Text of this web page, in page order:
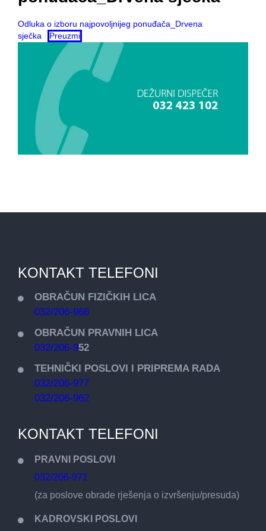
Odluka o izboru najpovoljnijeg ponuđača_Drvena
sječka
Preuzmi
KONTAKT TELEFONI
OBRAČUN FIZIČKIH LICA
032/206-966
OBRAČUN PRAVNIH LICA
032/206-952
TEHNIČKI POSLOVI I PRIPREMA RADA
032/206-977
032/206-962
KONTAKT TELEFONI
PRAVNI POSLOVI
032/206-971
(za poslove obrade rješenja o izvršenju/presuda)
KADROVSKI POSLOVI